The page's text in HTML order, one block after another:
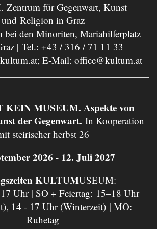
für Gegenwart, Kunst
und Religion in Graz
bei den Minoriten, Mariahilferplatz
| Tel.: +43 / 316 / 71 11 33
; E-Mail: office@kultum.at
KEIN MUSEUM. Aspekte von
der Gegenwart. In Kooperation
steirischer herbst 26
2026 - 12. Juli 2027
KULTUMUSEUM:
Uhr | SO + Feiertag: 15–18 Uhr
14 - 17 Uhr (Winterzeit) | MO:
Ruhetag